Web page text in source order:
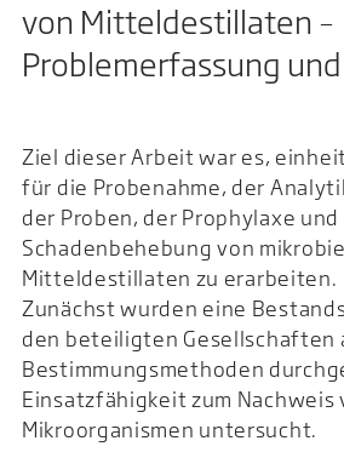
von Mitteldestillaten –
Problemerfassung
Ziel dieser Arbeit war es,
für die Probenahme, der
der Proben, der Prophylaxe und
Schadenbehebung von
Mitteldestillaten zu erarbeiten.
Zunächst wurden eine
den beteiligten Gesellschaften
Bestimmungsmethoden
Einsatzfähigkeit zum Nachweis
Mikroorganismen untersucht.